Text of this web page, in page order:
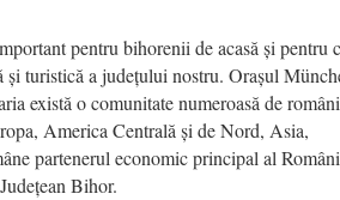
pentru bihorenii de acasă și pentru
turistică a județului nostru. Orașul
există o comunitate numeroasă de
America Centrală și de Nord, Asia,
partenerul economic principal al
Bihor.